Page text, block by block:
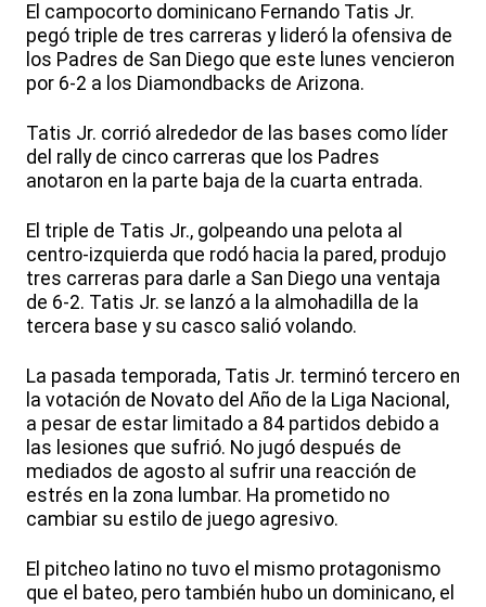
El campocorto dominicano Fernando Tatis Jr.
pegó triple de tres carreras y lideró la ofensiva de
los Padres de San Diego que este lunes vencieron
por 6-2 a los Diamondbacks de Arizona.
Tatis Jr. corrió alrededor de las bases como líder
del rally de cinco carreras que los Padres
anotaron en la parte baja de la cuarta entrada.
El triple de Tatis Jr., golpeando una pelota al
centro-izquierda que rodó hacia la pared, produjo
tres carreras para darle a San Diego una ventaja
de 6-2. Tatis Jr. se lanzó a la almohadilla de la
tercera base y su casco salió volando.
La pasada temporada, Tatis Jr. terminó tercero en
la votación de Novato del Año de la Liga Nacional,
a pesar de estar limitado a 84 partidos debido a
las lesiones que sufrió. No jugó después de
mediados de agosto al sufrir una reacción de
estrés en la zona lumbar. Ha prometido no
cambiar su estilo de juego agresivo.
El pitcheo latino no tuvo el mismo protagonismo
que el bateo, pero también hubo un dominicano, el